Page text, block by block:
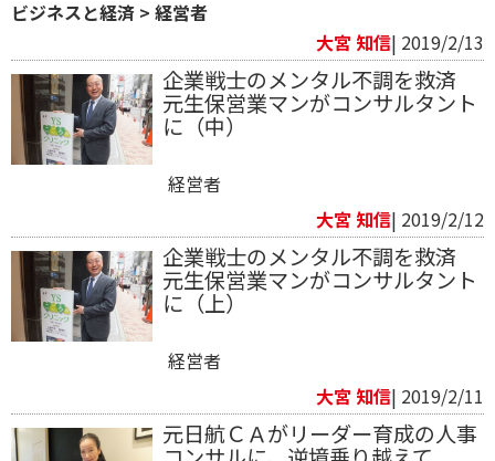
ビジネスと経済 > 経営者
大宮 知信| 2019/2/13
企業戦士のメンタル不調を救済
元生保営業マンがコンサルタント
に（中）
経営者
大宮 知信| 2019/2/12
企業戦士のメンタル不調を救済
元生保営業マンがコンサルタント
に（上）
経営者
大宮 知信| 2019/2/11
元日航ＣＡがリーダー育成の人事